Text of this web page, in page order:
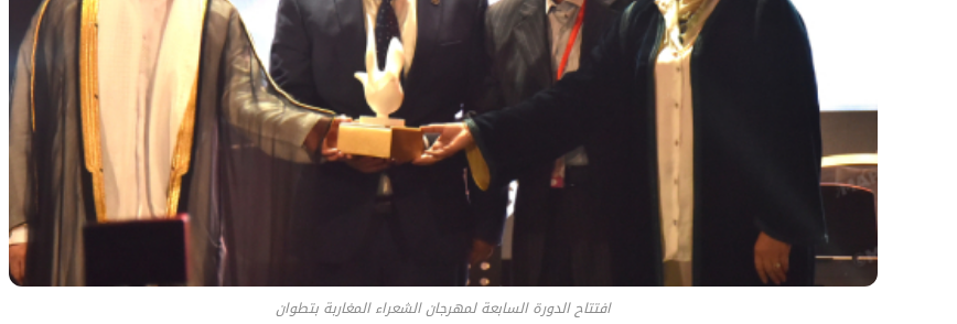
افتتاح الدورة السابعة لمهرجان الشعراء المغاربة بتطوان